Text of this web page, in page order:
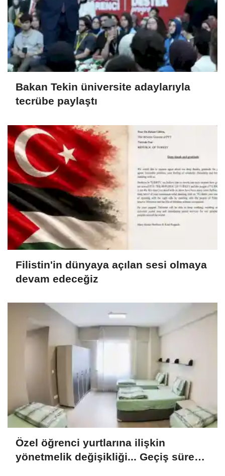
Bakan Tekin üniversite adaylarıyla
tecrübe paylaştı
Filistin'in dünyaya açılan sesi olmaya
devam edeceğiz
Özel öğrenci yurtlarına ilişkin
yönetmelik değişikliği... Geçiş süresi